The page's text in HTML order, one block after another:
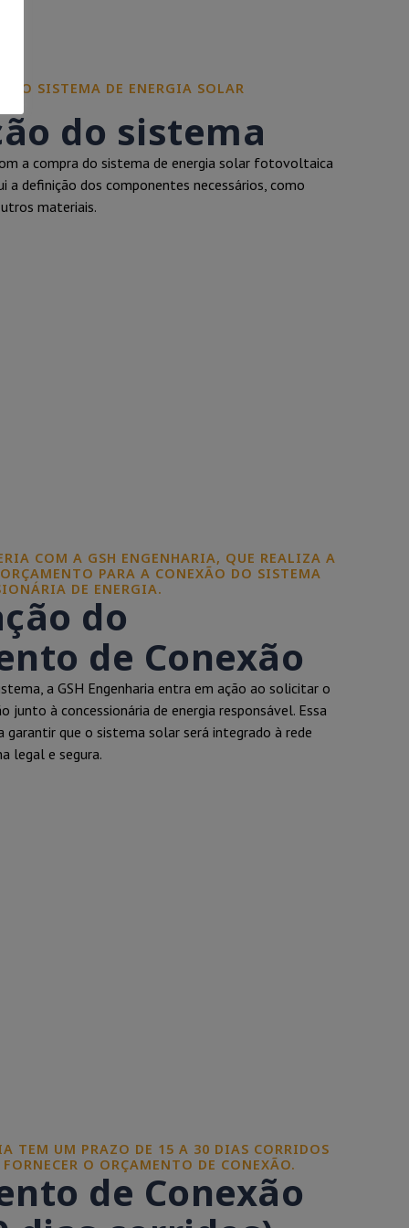
O SISTEMA DE ENERGIA SOLAR
do sistema
a compra do sistema de energia solar fotovoltaica
a definição dos componentes necessários, como
materiais.
COM A GSH ENGENHARIA, QUE REALIZA A
PARA A CONEXÃO DO SISTEMA
DE ENERGIA.
do
de Conexão
a GSH Engenharia entra em ação ao solicitar o
junto à concessionária de energia responsável. Essa
garantir que o sistema solar será integrado à rede
legal e segura.
TEM UM PRAZO DE 15 A 30 DIAS CORRIDOS
O ORÇAMENTO DE CONEXÃO.
de Conexão